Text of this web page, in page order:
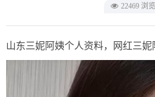
22469 浏览
山东三妮阿姨个人资料，网红三妮